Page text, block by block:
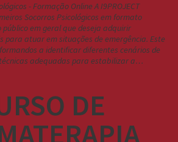
- Formação Online A I9PROJECT
Socorros Psicológicos em formato
público em geral que deseja adquirir
para atuar em situações de emergência. Este
a identificar diferentes cenários de
adequadas para estabilizar a…
DE